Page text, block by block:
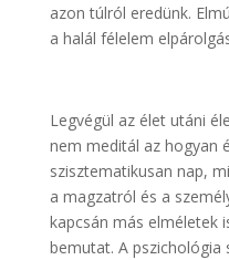
azon túlról eredünk.
a halál félelem
Legvégül az élet utáni
nem meditál az hogyan
szisztematikusan nap,
a magzatról és a
kapcsán más elméletek
bemutat. A pszichológia